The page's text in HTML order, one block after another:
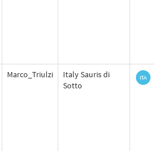
Marco_Triulzi
Italy Sauris di
Sotto